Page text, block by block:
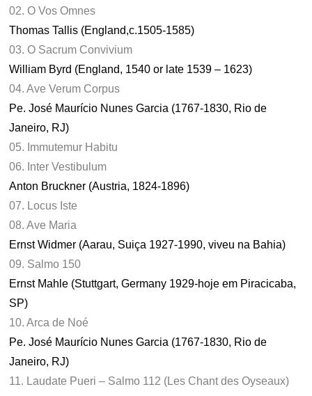
02. O Vos Omnes
Thomas Tallis (England,c.1505-1585)
03. O Sacrum Convivium
William Byrd (England, 1540 or late 1539 – 1623)
04. Ave Verum Corpus
Pe. José Maurício Nunes Garcia (1767-1830, Rio de
Janeiro, RJ)
05. Immutemur Habitu
06. Inter Vestibulum
Anton Bruckner (Austria, 1824-1896)
07. Locus Iste
08. Ave Maria
Ernst Widmer (Aarau, Suiça 1927-1990, viveu na Bahia)
09. Salmo 150
Ernst Mahle (Stuttgart, Germany 1929-hoje em Piracicaba,
SP)
10. Arca de Noé
Pe. José Maurício Nunes Garcia (1767-1830, Rio de
Janeiro, RJ)
11. Laudate Pueri – Salmo 112 (Les Chant des Oyseaux)